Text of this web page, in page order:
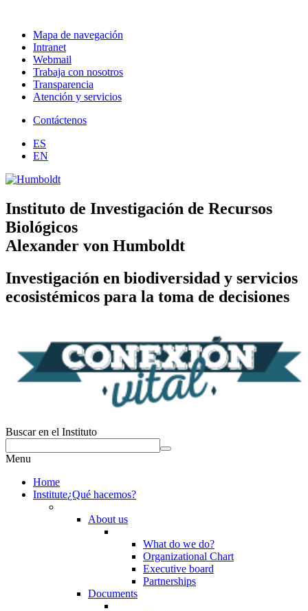
Mapa de navegación
Intranet
Webmail
Trabaja con nosotros
Transparencia
Atención y servicios
Contáctenos
ES
EN
Instituto de Investigación de Recursos
Biológicos
Alexander von Humboldt
Investigación en biodiversidad y servicios
ecosistémicos para la toma de decisiones
Buscar en el Instituto
Menu
Home
Institute¿Qué hacemos?
About us
What do we do?
Organizational Chart
Executive board
Partnerships
Documents